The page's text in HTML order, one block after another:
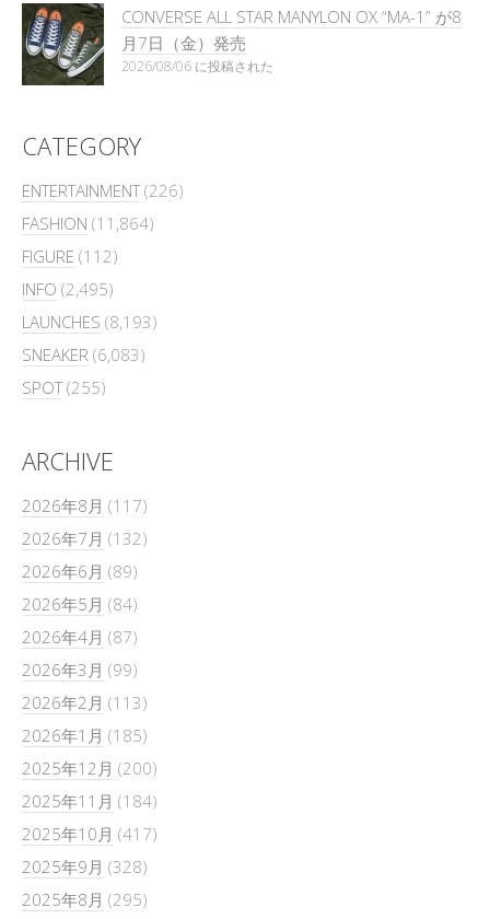
CONVERSE ALL STAR MANYLON OX “MA-1” が8
月7日（金）発売
2026/08/06 に投稿された
CATEGORY
ENTERTAINMENT(226)
FASHION (11,864)
FIGURE (112)
INFO (2,495)
LAUNCHES (8,193)
SNEAKER (6,083)
SPOT(255)
ARCHIVE
2026年8月 (117)
2026年7月 (132)
2026年6月 (89)
2026年5月 (84)
2026年4月 (87)
2026年3月 (99)
2026年2月 (113)
2026年1月 (185)
2025年12月 (200)
2025年11月 (184)
2025年10月 (417)
2025年9月 (328)
2025年8月 (295)